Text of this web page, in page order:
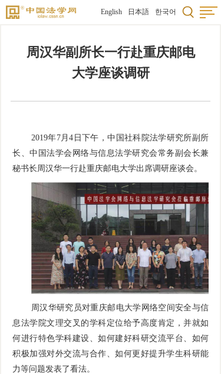
English 日本語 한국어
周汉华副所长一行赴重庆邮电
大学座谈调研
2019年7月4日下午，中国社科院法学研究所副所
长、 中国法学会网络与信息法学研究会常务副会长兼
秘书长周汉华一行赴重庆邮电大学出席调研座谈会。
周汉华研究员对重庆邮电大学网络空间安全与信
息法学院文理交叉的学科定位给予高度肯定，并就如
何进行特色学科建设、如何建好科研交流平台、如何
积极加强对外交流与合作、如何更好提升学生科研能
力等问题发表了看法。